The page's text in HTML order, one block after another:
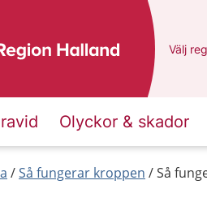
Du har
Välj en
Olyckor & skador
Så fungerar kroppen Så